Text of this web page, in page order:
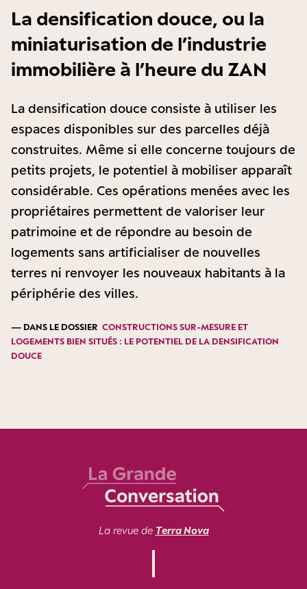
La densification douce, ou la
miniaturisation de l’industrie
immobilière à l’heure du ZAN
La densification douce consiste à utiliser les
espaces disponibles sur des parcelles déjà
construites. Même si elle concerne toujours de
petits projets, le potentiel à mobiliser apparaît
considérable. Ces opérations menées avec les
propriétaires permettent de valoriser leur
patrimoine et de répondre au besoin de
logements sans artificialiser de nouvelles
terres ni renvoyer les nouveaux habitants à la
périphérie des villes.
— DANS LE DOSSIER CONSTRUCTIONS SUR-MESURE ET
LOGEMENTS BIEN SITUÉS : LE POTENTIEL DE LA DENSIFICATION
DOUCE
La revue de Terra Nova